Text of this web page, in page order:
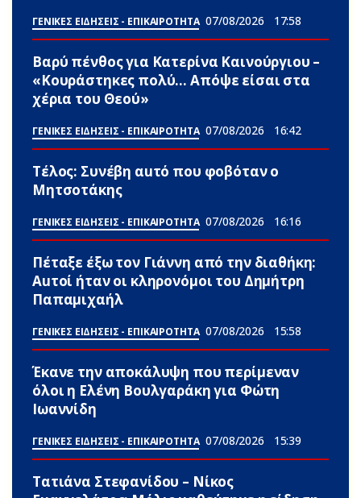
ΓΕΝΙΚΕΣ ΕΙΔΗΣΕΙΣ - ΕΠΙΚΑΙΡΟΤΗΤΑ 07/08/2026 17:58
Βαρύ πένθος για Κατερίνα Καινούργιου –
«Κουράστηκες πολύ… Απόψε είσαι στα
χέρια του Θεού»
ΓΕΝΙΚΕΣ ΕΙΔΗΣΕΙΣ - ΕΠΙΚΑΙΡΟΤΗΤΑ 07/08/2026 16:42
Τέλος: Συνέβη αuτό που φοβόταν ο
Μητσοτάκης
ΓΕΝΙΚΕΣ ΕΙΔΗΣΕΙΣ - ΕΠΙΚΑΙΡΟΤΗΤΑ 07/08/2026 16:16
Πέταξε έξω τον Γιάννη από την διαθήκη:
Αuτοί ήταν οι κληρονόμοι του Δημήτρη
Παπαμιχαήλ
ΓΕΝΙΚΕΣ ΕΙΔΗΣΕΙΣ - ΕΠΙΚΑΙΡΟΤΗΤΑ 07/08/2026 15:58
Έκανε την αποκάλυψη που περίμεναν
όλοι η Ελένη Βουλγαράκη για Φώτη
Ιωαννίδη
ΓΕΝΙΚΕΣ ΕΙΔΗΣΕΙΣ - ΕΠΙΚΑΙΡΟΤΗΤΑ 07/08/2026 15:39
Τατιάνα Στεφανίδου – Νίκος